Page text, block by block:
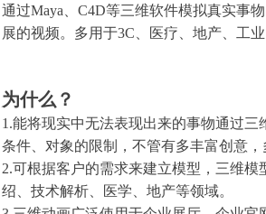
通过Maya、C4D等三维软件模拟真实事
展的视频。多用于3C、医疗、地产、工业
为什么？
1.能将现实中无法表现出来的事物通过
条件、对象的限制，不管有多丰富创意
2.可根据客户的需求来建立模型，三维
绍、技术解析、医学、地产等领域。